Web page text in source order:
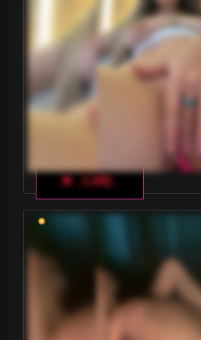
🔥 _Lally_